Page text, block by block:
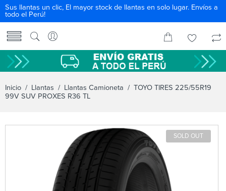
Sus llantas un clic, El mayor stock de llantas en solo lugar. Envíos a
todo el Perú!
Inicio / Llantas / Llantas Camioneta / TOYO TIRES 225/55R19
99V SUV PROXES R36 TL
SOLD OUT